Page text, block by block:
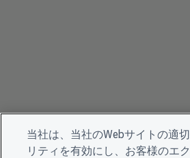
当社は、当社のWebサイトの適
リティを有効にし、お客様のエ